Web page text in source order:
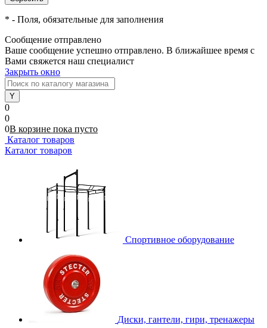
* - Поля, обязательные для заполнения
Сообщение отправлено
Ваше сообщение успешно отправлено. В ближайшее время с
Вами свяжется наш специалист
Закрыть окно
0
0
0В корзине пока пусто
Каталог товаров
Каталог товаров
Спортивное оборудование
Диски, гантели, гири, тренажеры